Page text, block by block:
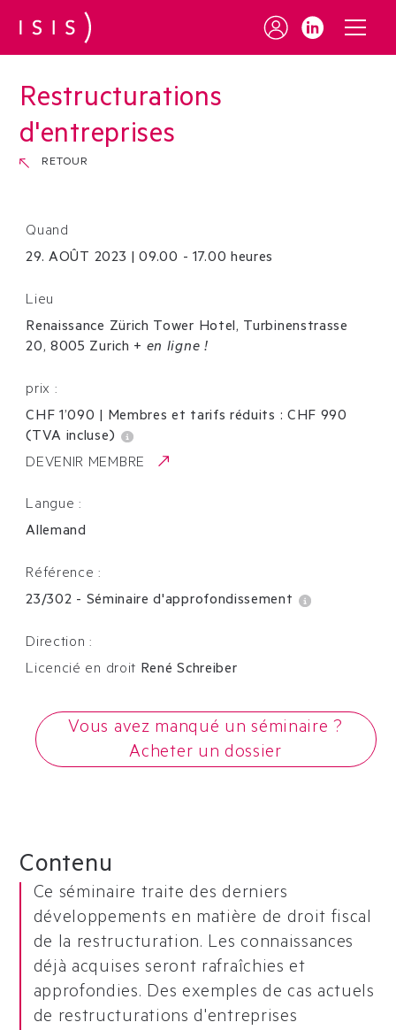
Restructurations
d'entreprises
RETOUR
Quand
29.AOÛT 2023 |09.00 - 17.00 heures
Lieu
Renaissance Zürich Tower Hotel, Turbinenstrasse
20, 8005 Zurich + en ligne !
prix :
CHF 1’090
Membres et tarifs réduits : CHF 990
(TVA incluse)
DEVENIR MEMBRE
Langue :
Allemand
Référence :
23/302 - Séminaire d'approfondissement
Direction :
Licencié en droit René Schreiber
Vous avez manqué un séminaire ?
Acheter un dossier
Contenu
Ce séminaire traite des derniers
développements en matière de droit fiscal
de la restructuration. Les connaissances
déjà acquises seront rafraîchies et
approfondies. Des exemples de cas actuels
de restructurations d'entreprises